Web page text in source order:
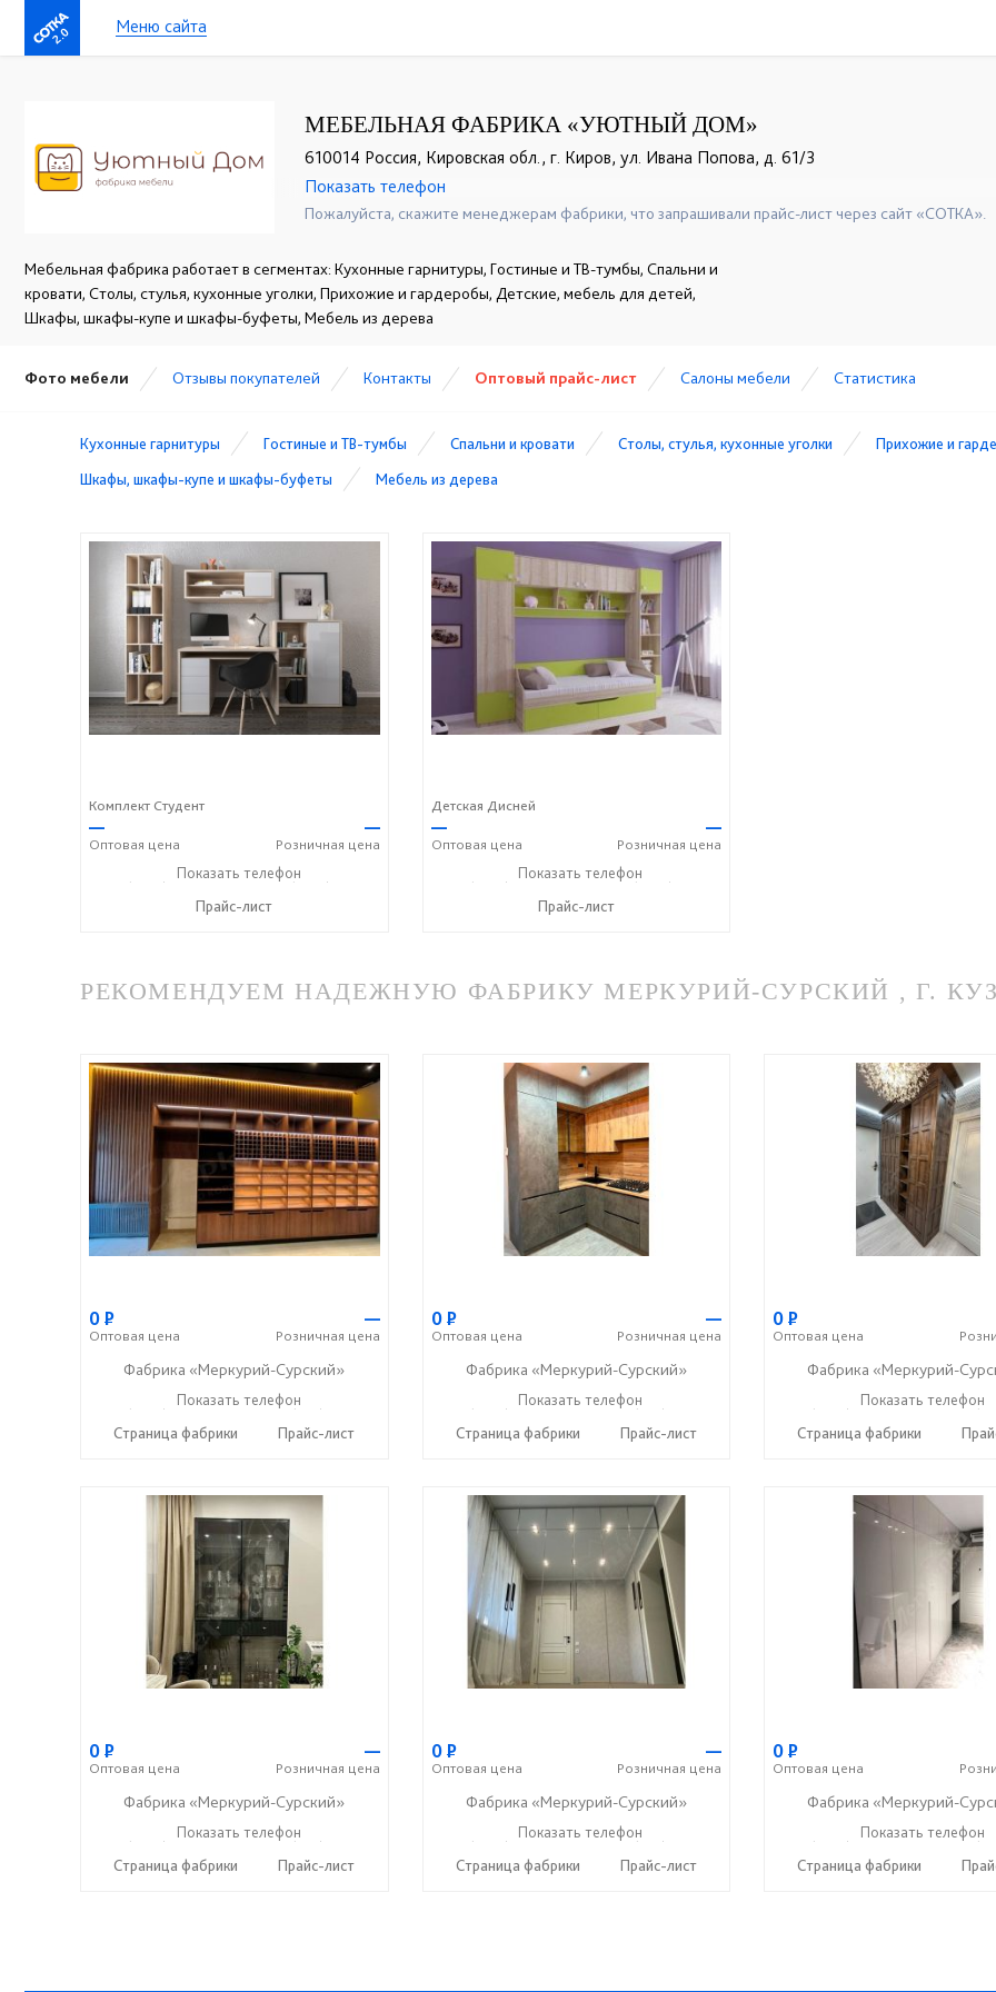
2.0 Меню сайта
МЕБЕЛЬНАЯ ФАБРИКА «УЮТНЫЙ ДОМ»
610014 Россия, Кировская обл., г. Киров, ул. Ивана Попова, д. 61/3
☎+7 (8332) 41-75-00
Показать телефон
Пожалуйста, скажите менеджерам фабрики, что запрашивали прайс-лист через сайт «СОТКА».
Мебельная фабрика работает в сегментах: Кухонные гарнитуры, Гостиные и ТВ-тумбы, Спальни и
кровати, Столы, стулья, кухонные уголки, Прихожие и гардеробы, Детские, мебель для детей,
Шкафы, шкафы-купе и шкафы-буфеты, Мебель из дерева
Фото мебели Отзывы покупателей Контакты Оптовый прайс-лист Cалоны мебели Статистика
Кухонные гарнитуры Гостиные и ТВ-тумбы Спальни и кровати Столы, стулья, кухонные уголки Прихожие и
Шкафы, шкафы-купе и шкафы-буфеты
Мебель из дерева
Комплект Студент
—
Оптовая цена
—
Розничная цена
+7 (8332) 41-75-00 ☎+7 (8332) 41-72-00
Показать телефон
Прайс-лист
Детская Дисней
—
Оптовая цена
—
Розничная цена
+7 (8332) 41-75-00 ☎+7 (8332) 41-72-00
Показать телефон
Прайс-лист
РЕКОМЕНДУЕМ НАДЕЖНУЮ ФАБРИКУ МЕРКУРИЙ-СУРСКИЙ , Г.
0Р
Оптовая цена
—
Розничная цена
Фабрика «Меркурий-Сурский»
+7 (8415) 73-05-06 ☎+7 (937) 400-89-79
Показать телефон
Страница фабрики
Прайс-лист
0Р
Оптовая цена
—
Розничная цена
Фабрика «Меркурий-Сурский»
+7 (8415) 73-05-06 ☎+7 (937) 400-89-79
Показать телефон
Страница фабрики
Прайс-лист
0Р
Оптовая цена
Фабрика «Меркурий-
+7 (8415) 73-05-06 ☎+7
Показать телефон
Страница фабрики
0Р
Оптовая цена
—
Розничная цена
Фабрика «Меркурий-Сурский»
+7 (8415) 73-05-06 ☎+7 (937) 400-89-79
Показать телефон
Страница фабрики
Прайс-лист
0Р
Оптовая цена
—
Розничная цена
Фабрика «Меркурий-Сурский»
+7 (8415) 73-05-06 ☎+7 (937) 400-89-79
Показать телефон
Страница фабрики
Прайс-лист
0Р
Оптовая цена
Фабрика «Меркурий-
+7 (8415) 73-05-06 ☎+7
Показать телефон
Страница фабрики